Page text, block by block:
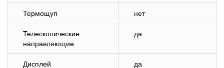
Термощуп нет
Телескопические
направляющие
да
Дисплей да